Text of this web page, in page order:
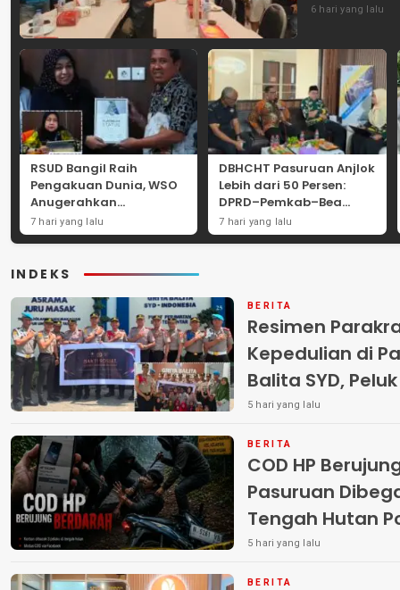
6 hari yang lalu
RSUD Bangil Raih
Pengakuan Dunia, WSO
Anugerahkan
Penghargaan
Internasional untuk
7 hari yang lalu
DBHCHT Pasuruan Anjlok
Lebih dari 50 Persen:
DPRD–Pemkab–Bea
Cukai Perkuat Perang
Melawan Peredaran
7 hari yang lalu
INDEKS
BERITA
Resimen
Kepedulian di
Balita SYD,
Terlantar
5 hari yang lalu
BERITA
COD HP
Pasuruan
Tengah Hutan Polisi Buru Tiga
Pelaku
5 hari yang lalu
BERITA